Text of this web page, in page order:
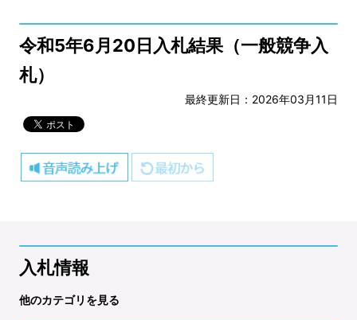
令和5年6月20日入札結果（一般競争入
札）
最終更新日：2026年03月11日
入札情報
他のカテゴリを見る